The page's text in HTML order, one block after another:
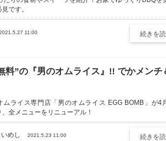
です。
11:00 続きを
料”の『男のオムライス』!! でかメンチ
ムライス専門店「男のオムライス EGG BOMB」が4
、全メニューをリニューアル！
めし 2021.5.23 11:00 続きを